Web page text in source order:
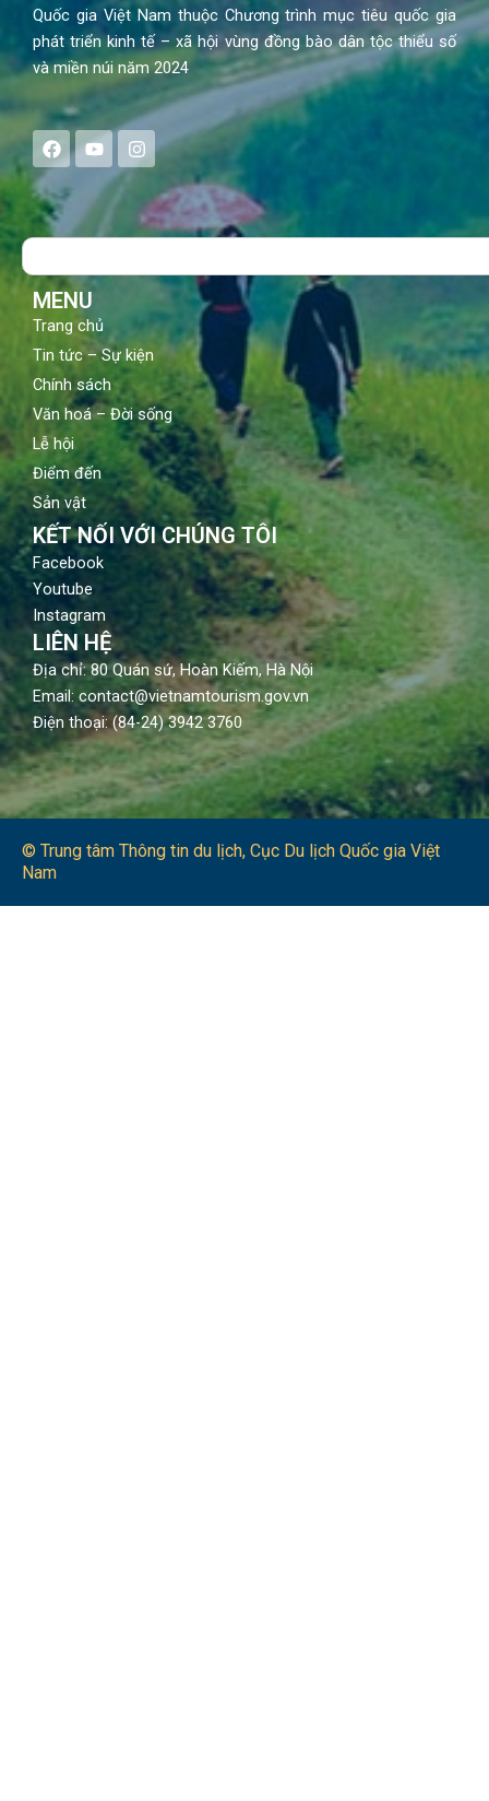
Quốc gia Việt Nam thuộc Chương trình mục tiêu quốc gia
phát triển kinh tế – xã hội vùng đồng bào dân tộc thiểu số
và miền núi năm 2024
F
a
e
b
o
Y
o
t
u
b
I
n
s
a
g
Search
MENU
Trang chủ
Tin tức – Sự kiện
Chính sách
Văn hoá – Đời sống
Lễ hội
Điểm đến
Sản vật
KẾT NỐI VỚI CHÚNG TÔI
Facebook
Youtube
Instagram
LIÊN HỆ
Địa chỉ: 80 Quán sứ, Hoàn Kiếm, Hà Nội
Email: contact@vietnamtourism.gov.vn
Điện thoại: (84-24) 3942 3760
© Trung tâm Thông tin du lịch​, Cục Du lịch Quốc gia Việt
Nam